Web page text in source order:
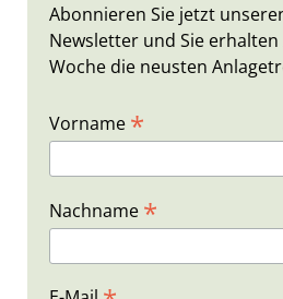
Abonnieren Sie jetzt
Newsletter und Sie
Woche die neusten
Vorname *
Nachname *